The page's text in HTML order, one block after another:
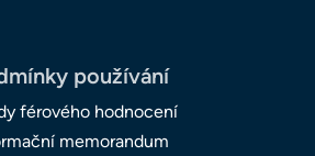
používání
férového hodnocení
memorandum